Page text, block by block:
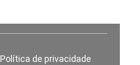
Política de privacidade